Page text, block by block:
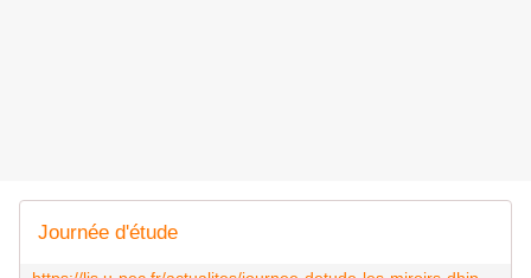
Journée d'étude